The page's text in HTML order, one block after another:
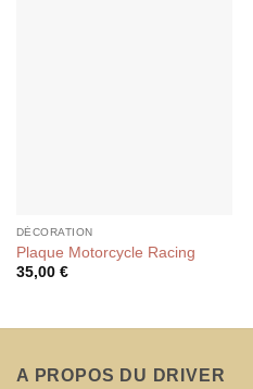
DÉCORATION
Plaque Motorcycle Racing
35,00 €
A PROPOS DU DRIVER